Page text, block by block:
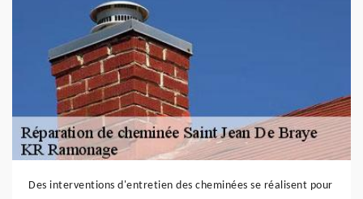
Des interventions d'entretien des cheminées se réalisent pour